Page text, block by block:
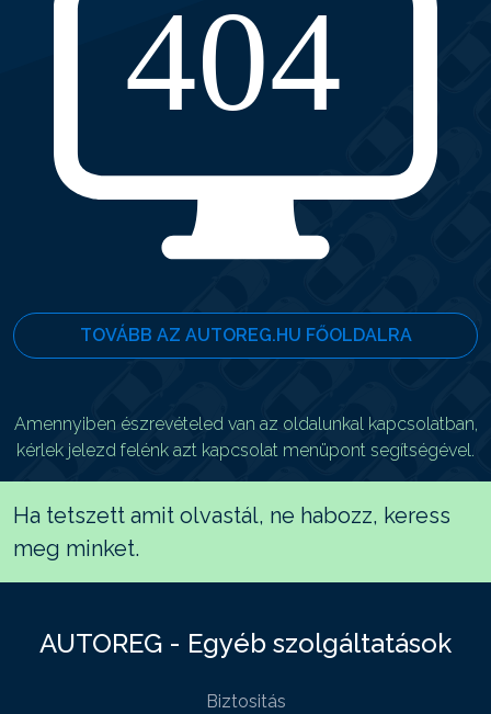
TOVÁBB AZ AUTOREG.HU FŐOLDALRA
Amennyiben észrevételed van az oldalunkal kapcsolatban,
kérlek jelezd felénk azt kapcsolat menüpont segítségével.
Ha tetszett amit olvastál, ne habozz, keress
meg minket.
AUTOREG - Egyéb szolgáltatások
Biztositás